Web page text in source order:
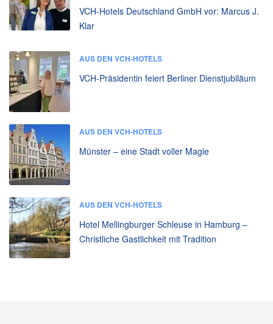
VCH-Hotels Deutschland GmbH vor: Marcus J.
Klar
AUS DEN VCH-HOTELS
VCH-Präsidentin feiert Berliner Dienstjubiläum
AUS DEN VCH-HOTELS
Münster – eine Stadt voller Magie
AUS DEN VCH-HOTELS
Hotel Mellingburger Schleuse in Hamburg –
Christliche Gastlichkeit mit Tradition